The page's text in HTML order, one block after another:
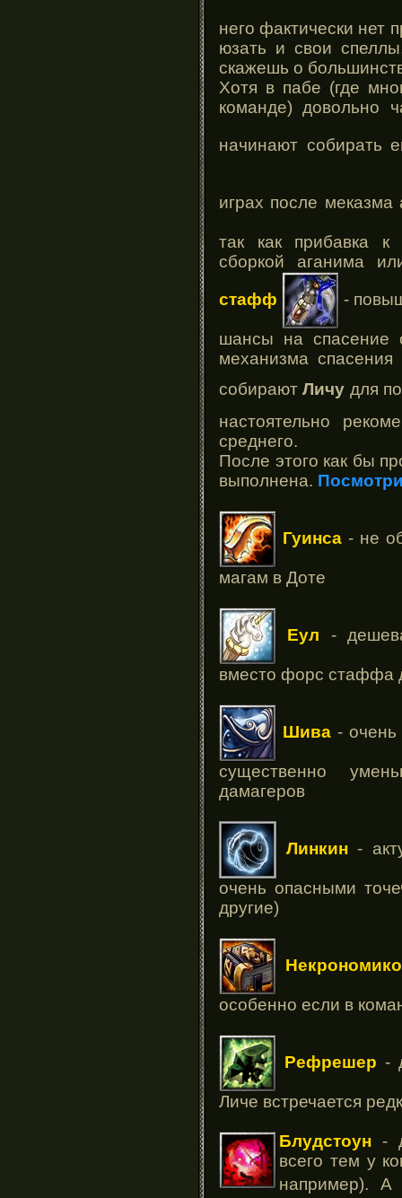
него фактически нет
юзать и свои
скажешь о
Хотя в пабе (где
команде) довольно
начинают собирать
играх после
так как прибавка
сборкой аганима
стафф -
шансы на спасение
механизма спасения
собираютЛичу для
настоятельно
среднего.
После этого как бы
выполнена.
Гуинса - не
магам в Доте
Еул -
вместо форс стаффа
Шива - очень
существенно
дамагеров
Линкин-
очень опасными
другие)
особенно если в
Рефрешер -
Личе встречается
Блудстоун -
всего тем у
например). А